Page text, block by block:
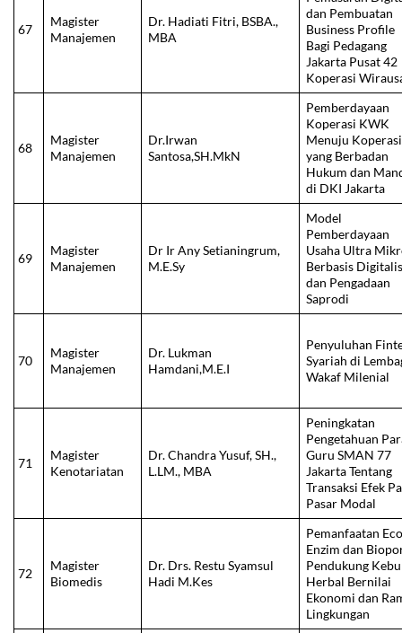
67
Magister
Manajemen
Dr. Hadiati Fitri, BSBA.,
MBA
dan Pembuatan
Business Profile
Bagi Pedagang
Jakarta Pusat 42
Koperasi
68
Magister
Manajemen
Dr.Irwan
Santosa,SH.MkN
Pemberdayaan
Koperasi KWK
Menuju Koperasi
yang Berbadan
Hukum dan
di DKI Jakarta
69
Magister
Manajemen
Dr Ir Any Setianingrum,
M.E.Sy
Model
Pemberdayaan
Usaha Ultra
Berbasis
dan Pengadaan
Saprodi
70
Magister
Manajemen
Dr. Lukman
Hamdani,M.E.I
Penyuluhan
Syariah di
Wakaf Milenial
71
Magister
Kenotariatan
Dr. Chandra Yusuf, SH.,
L.LM., MBA
Peningkatan
Pengetahuan
Guru SMAN 77
Jakarta Tentang
Transaksi Efek
Pasar Modal
72
Magister
Biomedis
Dr. Drs. Restu Syamsul
Hadi M.Kes
Pemanfaatan
Enzim dan
Pendukung
Herbal Bernilai
Ekonomi dan
Lingkungan